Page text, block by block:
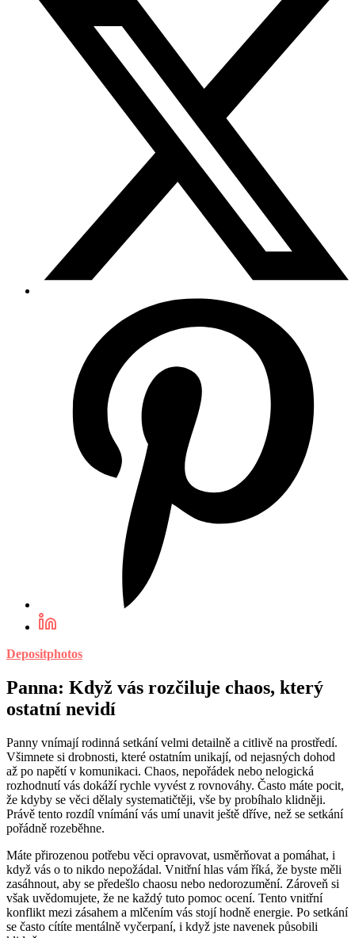
Depositphotos
Panna: Když vás rozčiluje chaos, který
ostatní nevidí
Panny vnímají rodinná setkání velmi detailně a citlivě na prostředí.
Všimnete si drobnosti, které ostatním unikají, od nejasných dohod
až po napětí v komunikaci. Chaos, nepořádek nebo nelogická
rozhodnutí vás dokáží rychle vyvést z rovnováhy. Často máte pocit,
že kdyby se věci dělaly systematičtěji, vše by probíhalo klidněji.
Právě tento rozdíl vnímání vás umí unavit ještě dříve, než se setkání
pořádně rozeběhne.
Máte přirozenou potřebu věci opravovat, usměrňovat a pomáhat, i
když vás o to nikdo nepožádal. Vnitřní hlas vám říká, že byste měli
zasáhnout, aby se předešlo chaosu nebo nedorozumění. Zároveň si
však uvědomujete, že ne každý tuto pomoc ocení. Tento vnitřní
konflikt mezi zásahem a mlčením vás stojí hodně energie. Po setkání
se často cítíte mentálně vyčerpaní, i když jste navenek působili